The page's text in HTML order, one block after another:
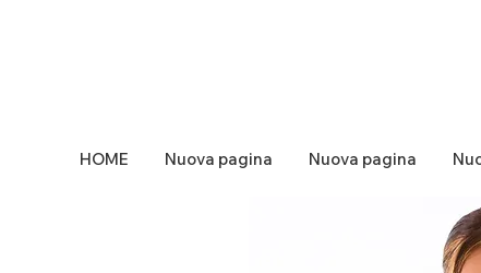
HOME Nuova pagina Nuova pagina